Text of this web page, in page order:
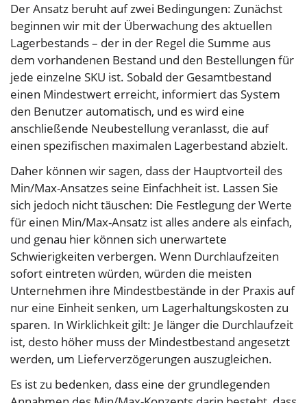
Der Ansatz beruht auf zwei Bedingungen: Zunächst
beginnen wir mit der Überwachung des aktuellen
Lagerbestands – der in der Regel die Summe aus
dem vorhandenen Bestand und den Bestellungen für
jede einzelne SKU ist. Sobald der Gesamtbestand
einen Mindestwert erreicht, informiert das System
den Benutzer automatisch, und es wird eine
anschließende Neubestellung veranlasst, die auf
einen spezifischen maximalen Lagerbestand abzielt.
Daher können wir sagen, dass der Hauptvorteil des
Min/Max-Ansatzes seine Einfachheit ist. Lassen Sie
sich jedoch nicht täuschen: Die Festlegung der Werte
für einen Min/Max-Ansatz ist alles andere als einfach,
und genau hier können sich unerwartete
Schwierigkeiten verbergen. Wenn Durchlaufzeiten
sofort eintreten würden, würden die meisten
Unternehmen ihre Mindestbestände in der Praxis auf
nur eine Einheit senken, um Lagerhaltungskosten zu
sparen. In Wirklichkeit gilt: Je länger die Durchlaufzeit
ist, desto höher muss der Mindestbestand angesetzt
werden, um Lieferverzögerungen auszugleichen.
Es ist zu bedenken, dass eine der grundlegenden